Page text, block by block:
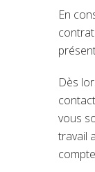
En
Dès
vous
travail